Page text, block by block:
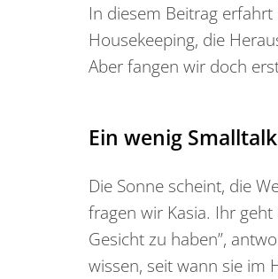
In diesem Beitrag
Housekeeping, die
Aber fangen wir doch
Ein wenig
Die Sonne scheint, die
fragen wir Kasia. Ihr
Gesicht zu haben”,
wissen, seit wann sie im